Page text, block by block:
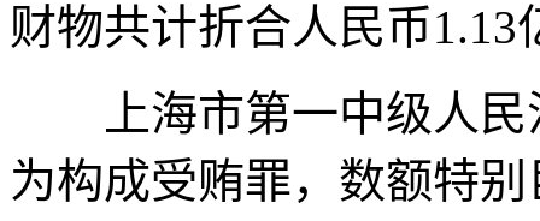
财物共计折合人民币1.13
上海市第一中级人民
为构成受贿罪，数额特